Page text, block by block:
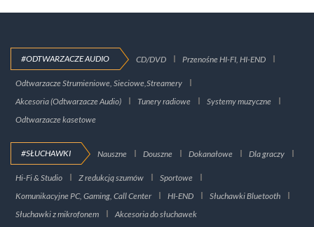
#ODTWARZACZE AUDIO CD/DVD Przenośne HI-FI, HI-END
Odtwarzacze Strumieniowe, Sieciowe,Streamery
Akcesoria (Odtwarzacze Audio)
Tunery radiowe
Systemy muzyczne
Odtwarzacze kasetowe
#SŁUCHAWKI Nauszne Douszne Dokanałowe Dla graczy
Hi-Fi & Studio Z redukcją szumów
Sportowe
Komunikacyjne PC, Gaming, Call Center
HI-END
Słuchawki Bluetooth
Słuchawki z mikrofonem
Akcesoria do słuchawek